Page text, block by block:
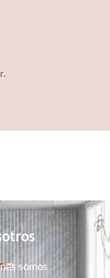
somos